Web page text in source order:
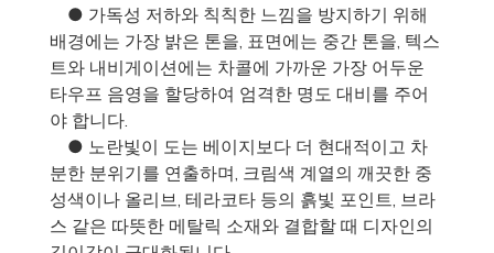
● 가독성 저하와 칙칙한 느낌을 방지하기 위해
배경에는 가장 밝은 톤을, 표면에는 중간 톤을, 텍스
트와 내비게이션에는 차콜에 가까운 가장 어두운
타우프 음영을 할당하여 엄격한 명도 대비를 주어
야 합니다.
● 노란빛이 도는 베이지보다 더 현대적이고 차
분한 분위기를 연출하며, 크림색 계열의 깨끗한 중
성색이나 올리브, 테라코타 등의 흙빛 포인트, 브라
스 같은 따뜻한 메탈릭 소재와 결합할 때 디자인의